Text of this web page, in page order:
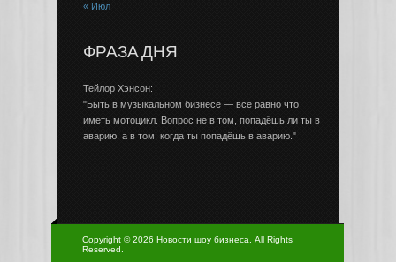
« Июл
ФРАЗА ДНЯ
Тейлор Хэнсон:
"Быть в музыкальном бизнесе — всё равно что
иметь мотоцикл. Вопрос не в том, попадёшь ли ты в
аварию, а в том, когда ты попадёшь в аварию."
Copyright © 2026 Новости шоу бизнеса, All Rights
Reserved.